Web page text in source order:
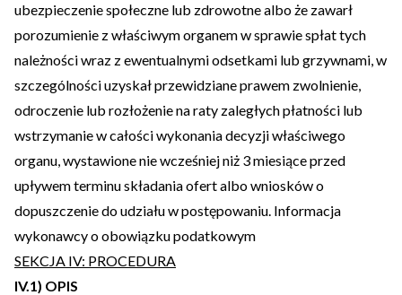
ubezpieczenie społeczne lub zdrowotne albo że zawarł
porozumienie z właściwym organem w sprawie spłat tych
należności wraz z ewentualnymi odsetkami lub grzywnami, w
szczególności uzyskał przewidziane prawem zwolnienie,
odroczenie lub rozłożenie na raty zaległych płatności lub
wstrzymanie w całości wykonania decyzji właściwego
organu, wystawione nie wcześniej niż 3 miesiące przed
upływem terminu składania ofert albo wniosków o
dopuszczenie do udziału w postępowaniu. Informacja
wykonawcy o obowiązku podatkowym
SEKCJA IV: PROCEDURA
IV.1) OPIS